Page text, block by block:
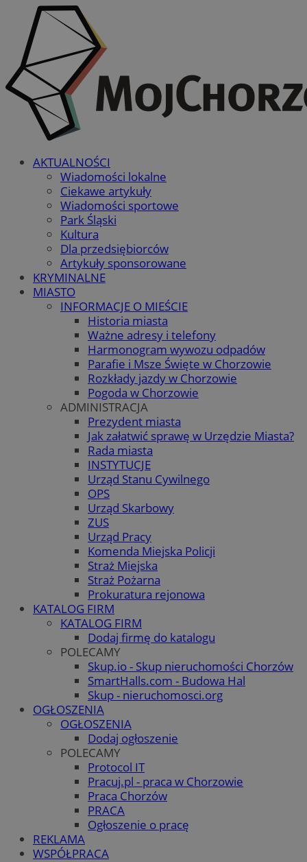
AKTUALNOŚCI
Wiadomości lokalne
Ciekawe artykuły
Wiadomości sportowe
Park Śląski
Kultura
Dla przedsiębiorców
Artykuły sponsorowane
KRYMINALNE
MIASTO
INFORMACJE O MIEŚCIE
Historia miasta
Ważne adresy i telefony
Harmonogram wywozu odpadów
Parafie i Msze Święte w Chorzowie
Rozkłady jazdy w Chorzowie
Pogoda w Chorzowie
ADMINISTRACJA
Prezydent miasta
Jak załatwić sprawę w Urzędzie Miasta?
Rada miasta
INSTYTUCJE
Urząd Stanu Cywilnego
OPS
Urząd Skarbowy
ZUS
Urząd Pracy
Komenda Miejska Policji
Straż Miejska
Straż Pożarna
Prokuratura rejonowa
KATALOG FIRM
KATALOG FIRM
Dodaj firmę do katalogu
POLECAMY
Skup.io - Skup nieruchomości Chorzów
SmartHalls.com - Budowa Hal
Skup - nieruchomosci.org
OGŁOSZENIA
OGŁOSZENIA
Dodaj ogłoszenie
POLECAMY
Protocol IT
Pracuj.pl - praca w Chorzowie
Praca Chorzów
PRACA
Ogłoszenie o pracę
REKLAMA
WSPÓŁPRACA